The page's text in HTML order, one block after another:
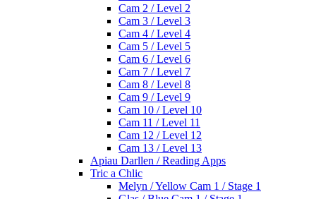
Cam 2 / Level 2
Cam 3 / Level 3
Cam 4 / Level 4
Cam 5 / Level 5
Cam 6 / Level 6
Cam 7 / Level 7
Cam 8 / Level 8
Cam 9 / Level 9
Cam 10 / Level 10
Cam 11 / Level 11
Cam 12 / Level 12
Cam 13 / Level 13
Apiau Darllen / Reading Apps
Tric a Chlic
Melyn / Yellow Cam 1 / Stage 1